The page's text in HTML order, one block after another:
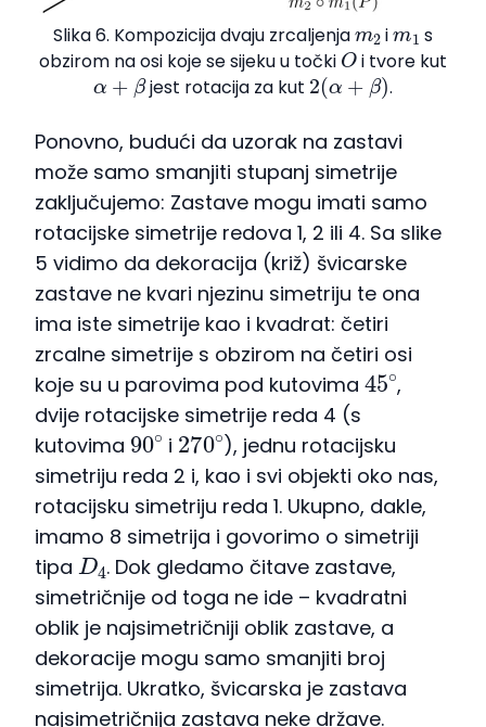
Slika 6. Kompozicija dvaju zrcaljenja
m
i
s
obzirom na osi koje se sijeku u točki
O
i tvore kut
α+β
jest rotacija za kut
2(α+β)
.
Ponovno, budući da uzorak na zastavi
može samo smanjiti stupanj simetrije
zaključujemo: Zastave mogu imati samo
rotacijske simetrije redova 1, 2 ili 4. Sa slike
5 vidimo da dekoracija (križ) švicarske
zastave ne kvari njezinu simetriju te ona
ima iste simetrije kao i kvadrat: četiri
zrcalne simetrije s obzirom na četiri osi
koje su u parovima pod kutovima
45∘
,
dvije rotacijske simetrije reda 4 (s
kutovima
90∘
i
270∘
), jednu rotacijsku
simetriju reda 2 i, kao i svi objekti oko nas,
rotacijsku simetriju reda 1. Ukupno, dakle,
imamo 8 simetrija i govorimo o simetriji
tipa
D4
. Dok gledamo čitave zastave,
simetričnije od toga ne ide – kvadratni
oblik je najsimetričniji oblik zastave, a
dekoracije mogu samo smanjiti broj
simetrija. Ukratko, švicarska je zastava
najsimetričnija zastava neke države.